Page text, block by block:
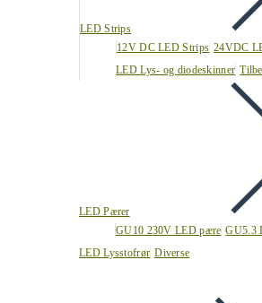
LED Strips
12V DC LED Strips 24VDC
LED Lys- og diodeskinner
LED Pærer
GU10 230V LED pære GU5.3
LED Lysstofrør Diverse